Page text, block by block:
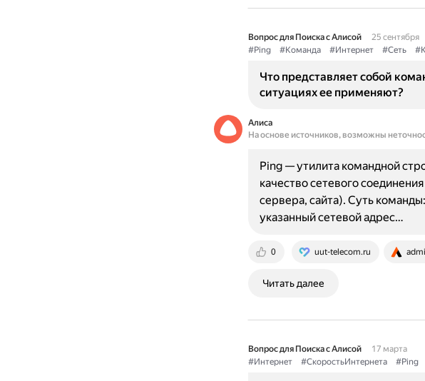
Вопрос для Поиска с Алисой
25 сентября
#Ping
#Команда #Интернет #Сеть
Что представляет собой
ситуациях ее применяют?
Алиса
На основе источников, возможны
0 uut-telecom.ru
Ping — утилита командной
качество сетевого
сервера, сайта). Суть
указанный сетевой адрес…
Читать далее
Вопрос для Поиска с Алисой
17 марта
#Интернет
#СкоростьИнтернета #Ping